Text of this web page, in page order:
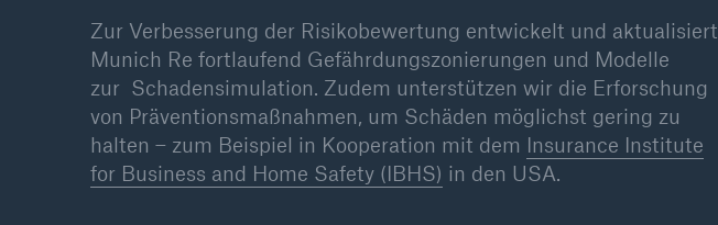
Zur Verbesserung der Risikobewertung entwickelt und aktualisiert
Munich Re fortlaufend Gefährdungszonierungen und Modelle
zur Schadensimulation. Zudem unterstützen wir die Erforschung
von Präventionsmaßnahmen, um Schäden möglichst gering zu
halten – zum Beispiel in Kooperation mit dem Insurance Institute
for Business and Home Safety (IBHS) in den USA.